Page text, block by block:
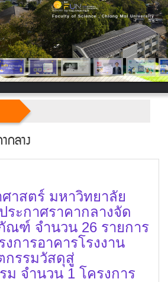
กลาง
าสตร์ มหาวิทยาลัย
ระกาศราคากลางจัด
ณฑ์ จำนวน 26 รายการ
การอาคารโรงงาน
กรรมวัสดุสูู่
ม จำนวน 1 โครงการ